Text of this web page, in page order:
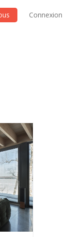
Connexion